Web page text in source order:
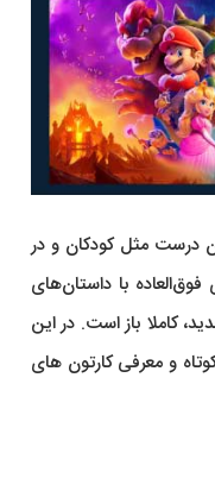
درست مثل کودکان و در
با داستان‌های
کاملا باز است. در این
و معرفی کارتون های